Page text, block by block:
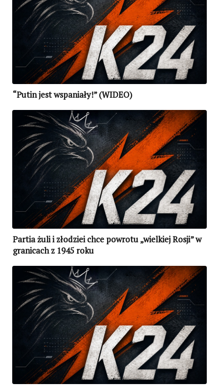
“Putin jest wspaniały!” (WIDEO)
Partia żuli i złodziei chce powrotu „wielkiej Rosji” w
granicach z 1945 roku